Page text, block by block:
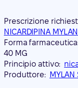
Prescrizione
NICARDIPINA
Forma
40 MG
Principio attivo:
Produttore: MYLAN